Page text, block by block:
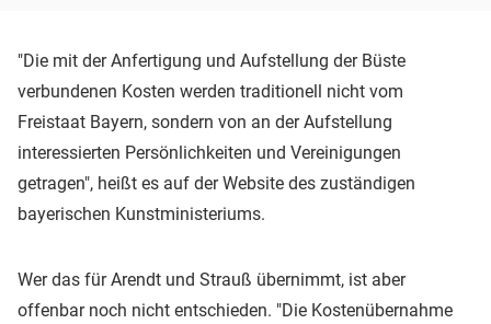
"Die mit der Anfertigung und Aufstellung der Büste
verbundenen Kosten werden traditionell nicht vom
Freistaat Bayern, sondern von an der Aufstellung
interessierten Persönlichkeiten und Vereinigungen
getragen", heißt es auf der Website des zuständigen
bayerischen Kunstministeriums.
Wer das für Arendt und Strauß übernimmt, ist aber
offenbar noch nicht entschieden. "Die Kostenübernahme